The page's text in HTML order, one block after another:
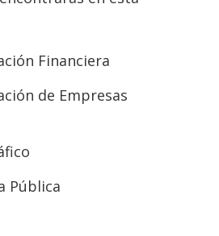
Financiera
de Empresas